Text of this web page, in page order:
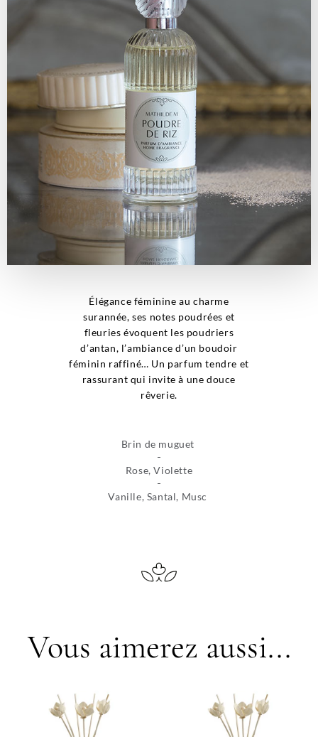
Élégance féminine au charme
surannée, ses notes poudrées et
fleuries évoquent les poudriers
d’antan, l’ambiance d’un boudoir
féminin raffiné… Un parfum tendre et
rassurant qui invite à une douce
rêverie.
Brin de muguet
Rose, Violette
Vanille, Santal, Musc
Vous aimerez aussi...